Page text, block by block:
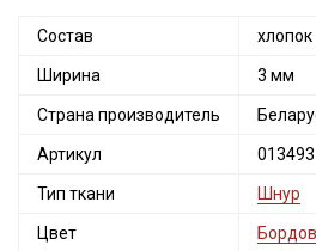
Состав хлопок
Ширина 3 мм
Страна производитель
Артикул 013493
Тип ткани Шнур
Цвет
Секретная рассылка от
Мы публикуем здесь
категории